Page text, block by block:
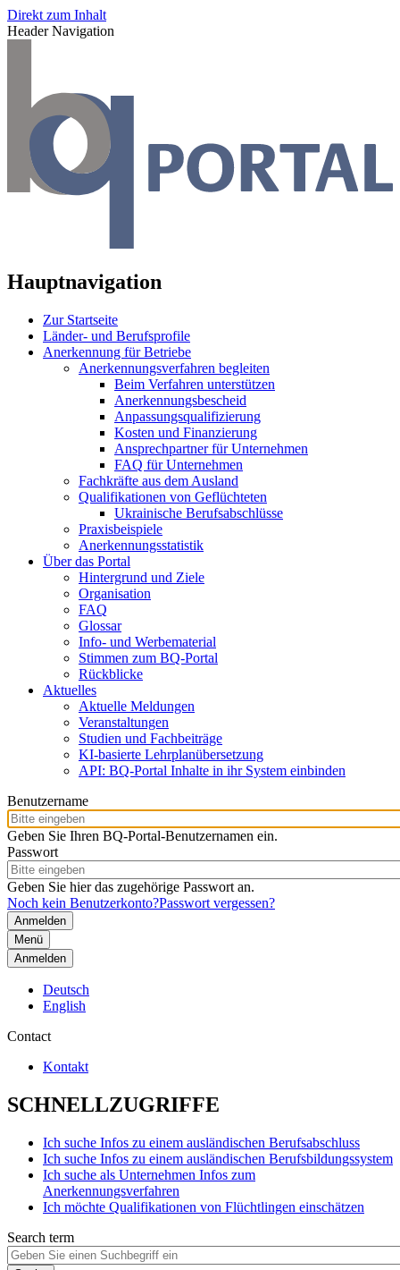
Direkt zum Inhalt
Header Navigation
Hauptnavigation
Zur Startseite
Länder- und Berufsprofile
Anerkennung für Betriebe
Anerkennungsverfahren begleiten
Beim Verfahren unterstützen
Anerkennungsbescheid
Anpassungsqualifizierung
Kosten und Finanzierung
Ansprechpartner für Unternehmen
FAQ für Unternehmen
Fachkräfte aus dem Ausland
Qualifikationen von Geflüchteten
Ukrainische Berufsabschlüsse
Praxisbeispiele
Anerkennungsstatistik
Über das Portal
Hintergrund und Ziele
Organisation
FAQ
Glossar
Info- und Werbematerial
Stimmen zum BQ-Portal
Rückblicke
Aktuelles
Aktuelle Meldungen
Veranstaltungen
Studien und Fachbeiträge
KI-basierte Lehrplanübersetzung
API: BQ-Portal Inhalte in ihr System einbinden
Benutzername
Geben Sie Ihren BQ-Portal-Benutzernamen ein.
Passwort
Geben Sie hier das zugehörige Passwort an.
Noch kein Benutzerkonto?Passwort vergessen?
Menü
Anmelden
Deutsch
English
Contact
Kontakt
SCHNELLZUGRIFFE
Ich suche Infos zu einem ausländischen Berufsabschluss
Ich suche Infos zu einem ausländischen Berufsbildungssystem
Ich suche als Unternehmen Infos zum
Anerkennungsverfahren
Ich möchte Qualifikationen von Flüchtlingen einschätzen
Search term